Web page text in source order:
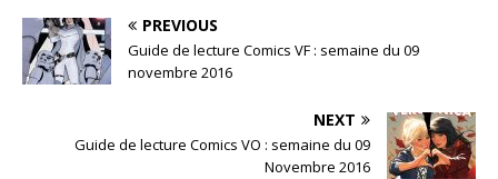
PREVIOUS
Guide de lecture Comics VF : semaine du 09
novembre 2016
NEXT
Guide de lecture Comics VO : semaine du 09
Novembre 2016